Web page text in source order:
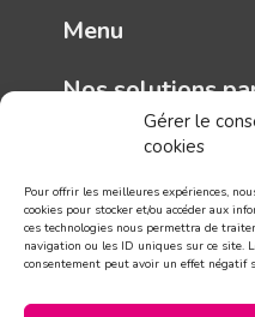
Gérer le
cookies
Pour offrir les meilleures expériences,
cookies pour stocker et/ou accéder aux
ces technologies nous permettra de
navigation ou les ID uniques sur ce site.
consentement peut avoir un effet négatif
Menu
Nos solutions
Mungo graphic